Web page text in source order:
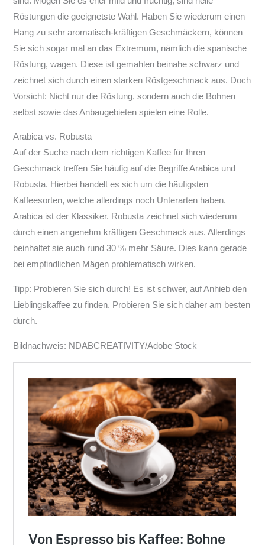
Röstungen die geeignetste Wahl. Haben Sie wiederum einen
Hang zu sehr aromatisch-kräftigen Geschmäckern, können
Sie sich sogar mal an das Extremum, nämlich die spanische
Röstung, wagen. Diese ist gemahlen beinahe schwarz und
zeichnet sich durch einen starken Röstgeschmack aus. Doch
Vorsicht: Nicht nur die Röstung, sondern auch die Bohnen
selbst sowie das Anbaugebieten spielen eine Rolle.
Arabica vs. Robusta
Auf der Suche nach dem richtigen Kaffee für Ihren
Geschmack treffen Sie häufig auf die Begriffe Arabica und
Robusta. Hierbei handelt es sich um die häufigsten
Kaffeesorten, welche allerdings noch Unterarten haben.
Arabica ist der Klassiker. Robusta zeichnet sich wiederum
durch einen angenehm kräftigen Geschmack aus. Allerdings
beinhaltet sie auch rund 30 % mehr Säure. Dies kann gerade
bei empfindlichen Mägen problematisch wirken.
Tipp: Probieren Sie sich durch! Es ist schwer, auf Anhieb den
Lieblingskaffee zu finden. Probieren Sie sich daher am besten
durch.
Bildnachweis: NDABCREATIVITY/Adobe Stock